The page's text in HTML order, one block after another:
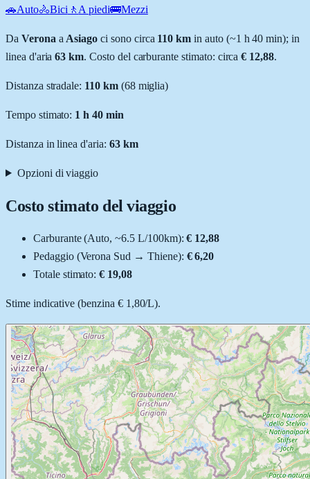
🚗Auto🚴Bici 🚶 A piedi🚌Mezzi
Da Verona a Asiago ci sono circa 110 km in auto (~1 h 40 min); in
linea d'aria63 km. Costo del carburante stimato: circa € 12,88.
Distanza stradale: 110km (68miglia)
Tempo stimato: 1 h 40 min
Distanza in linea d'aria: 63km
Opzioni di viaggio
Costo stimato del viaggio
Carburante (Auto, ~6.5 L/100km): € 12,88
Pedaggio (Verona Sud → Thiene): € 6,20
Totale stimato:€ 19,08
Stime indicative (benzina € 1,80/L).